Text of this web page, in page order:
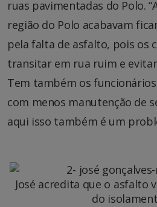
ruas pavimentadas do Polo.
região do Polo acabavam
pela falta de asfalto, pois os
transitar em rua ruim e
Tem também os
com menos manutenção de
aqui isso também é um
José acredita que o asfalto
do